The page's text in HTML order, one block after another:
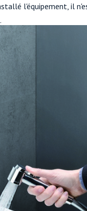
l'équipement, il